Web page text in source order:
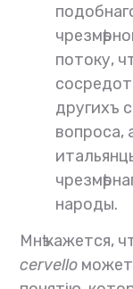
потоку,
другихъ
вопроса,
народы.
Мнѣ кажется,
cervello